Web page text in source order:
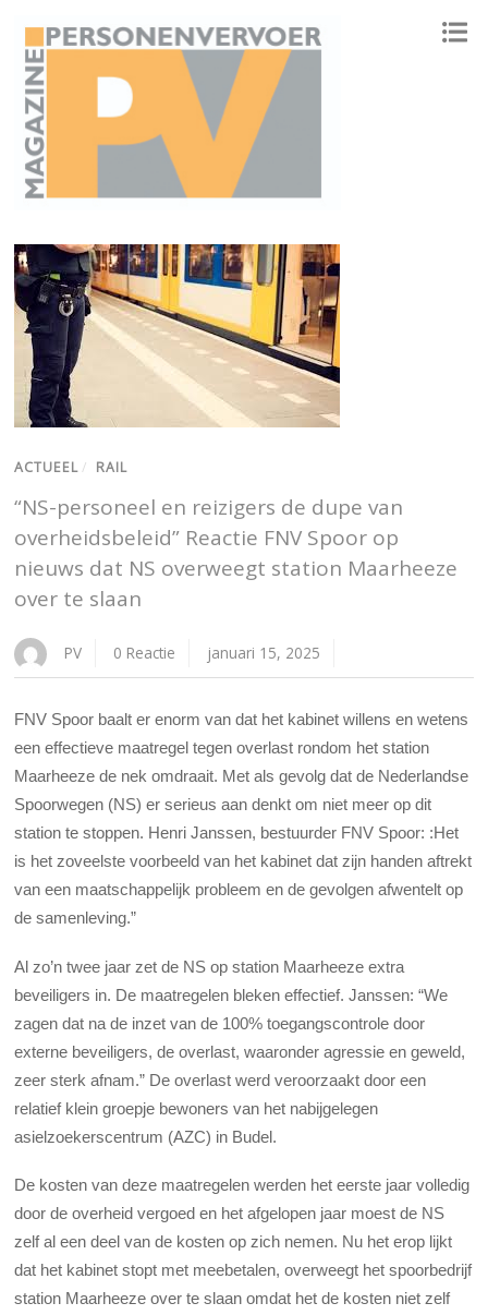
ACTUEEL / RAIL
“NS-personeel en reizigers de dupe van
overheidsbeleid” Reactie FNV Spoor op
nieuws dat NS overweegt station Maarheeze
over te slaan
PV 0 Reactie januari 15, 2025
FNV Spoor baalt er enorm van dat het kabinet willens en wetens
een effectieve maatregel tegen overlast rondom het station
Maarheeze de nek omdraait. Met als gevolg dat de Nederlandse
Spoorwegen (NS) er serieus aan denkt om niet meer op dit
station te stoppen. Henri Janssen, bestuurder FNV Spoor: :Het
is het zoveelste voorbeeld van het kabinet dat zijn handen aftrekt
van een maatschappelijk probleem en de gevolgen afwentelt op
de samenleving.”
Al zo’n twee jaar zet de NS op station Maarheeze extra
beveiligers in. De maatregelen bleken effectief. Janssen: “We
zagen dat na de inzet van de 100% toegangscontrole door
externe beveiligers, de overlast, waaronder agressie en geweld,
zeer sterk afnam.” De overlast werd veroorzaakt door een
relatief klein groepje bewoners van het nabijgelegen
asielzoekerscentrum (AZC) in Budel.
De kosten van deze maatregelen werden het eerste jaar volledig
door de overheid vergoed en het afgelopen jaar moest de NS
zelf al een deel van de kosten op zich nemen. Nu het erop lijkt
dat het kabinet stopt met meebetalen, overweegt het spoorbedrijf
station Maarheeze over te slaan omdat het de kosten niet zelf